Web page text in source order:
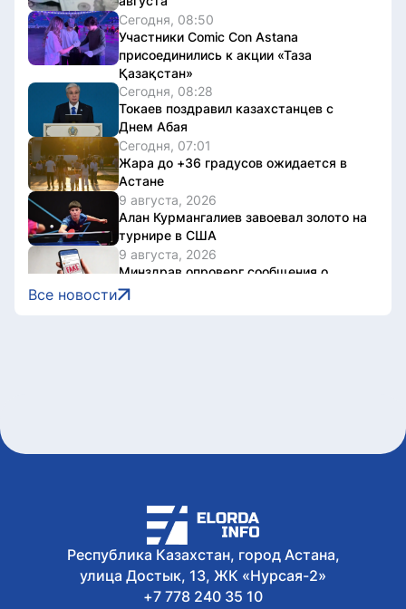
Сегодня, 08:50
Участники Comic Con Astana
присоединились к акции «Таза
Қазақстан»
Сегодня, 08:28
Токаев поздравил казахстанцев с
Днем Абая
Сегодня, 07:01
Жара до +36 градусов ожидается в
Астане
9 августа, 2026
Алан Курмангалиев завоевал золото на
турнире в США
9 августа, 2026
Минздрав опроверг сообщения о
жестоком обращении с пациентами
Казахстан завоевал 2 золота на
Все новости
Республика Казахстан, город Астана,
улица Достык, 13, ЖК «Нурсая-2»
+7 778 240 35 10